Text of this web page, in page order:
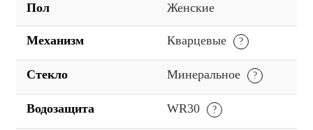
Пол Женские
Механизм Кварцевые
Стекло Минеральное
Водозащита WR30